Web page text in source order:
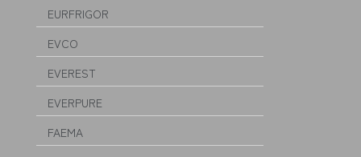
EURFRIGOR
EVCO
EVEREST
EVERPURE
FAEMA